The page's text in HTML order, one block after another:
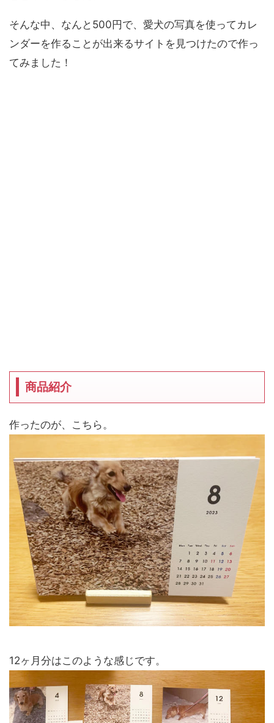
そんな中、なんと500円で、愛犬の写真を使ってカレ
ンダーを作ることが出来るサイトを見つけたので作っ
てみました！
商品紹介
作ったのが、こちら。
12ヶ月分はこのような感じです。